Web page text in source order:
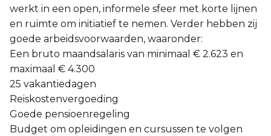
werkt in een open, informele sfeer met korte lijnen
en ruimte om initiatief te nemen. Verder hebben zij
goede arbeidsvoorwaarden, waaronder:
Een bruto maandsalaris van minimaal € 2.623 en
maximaal € 4.300
25 vakantiedagen
Reiskostenvergoeding
Goede pensioenregeling
Budget om opleidingen en cursussen te volgen